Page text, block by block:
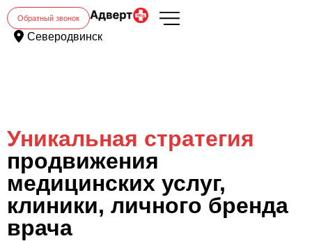
Обратный звонок
Северодвинск
Уникальная стратегия
продвижения
медицинских услуг,
клиники, личного бренда
врача